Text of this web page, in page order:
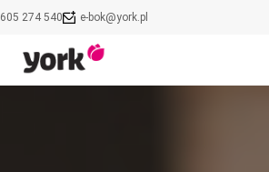
605 274 540 e-bok@york.pl